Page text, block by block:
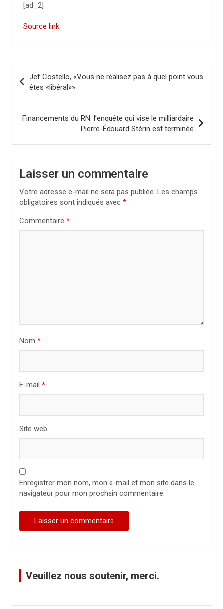
[ad_2]
Source link
v
a
Jef Costello, «Vous ne réalisez pas à quel point vous
êtes «libéral»»
Financements du RN: l’enquête qui vise le milliardaire
Pierre-Édouard Stérin est terminée
Laisser un commentaire
Votre adresse e-mail ne sera pas publiée. Les champs
obligatoires sont indiqués avec *
Commentaire *
Nom *
E-mail *
Site web
Enregistrer mon nom, mon e-mail et mon site dans le
navigateur pour mon prochain commentaire.
Veuillez nous soutenir, merci.